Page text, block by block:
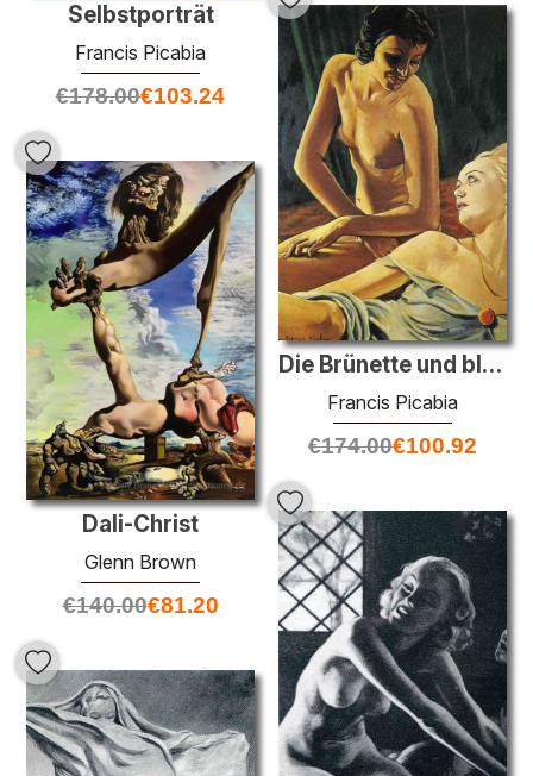
Selbstporträt
Francis Picabia
€178.00€103.24
Die Brünette und blonde
Francis Picabia
€174.00€100.92
Dali-Christ
Glenn Brown
€140.00€81.20